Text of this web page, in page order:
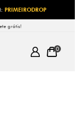
PRIMEIRODROP
grátis!
0